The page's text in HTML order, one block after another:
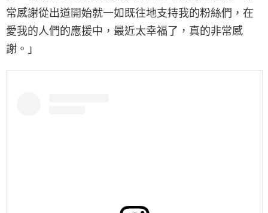
常感謝從出道開始就一如既往地支持我的粉絲們，在
愛我的人們的應援中，最近太幸福了，真的非常感
謝。」